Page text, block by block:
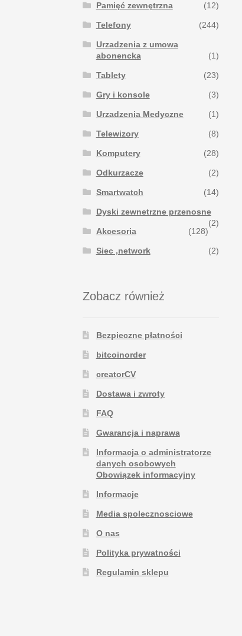
Pamięć zewnętrzna (12)
Telefony (244)
Urzadzenia z umowa
abonencka
(1)
Tablety (23)
Gry i konsole (3)
Urzadzenia Medyczne (1)
Telewizory (8)
Komputery (28)
Odkurzacze (2)
Smartwatch (14)
Dyski zewnetrzne przenosne
(2)
Akcesoria
(128)
Siec ,network (2)
Zobacz również
Bezpieczne płatności
bitcoinorder
creatorCV
Dostawa i zwroty
FAQ
Gwarancja i naprawa
Informacja o administratorze
danych osobowych
Obowiązek informacyjny
Informacje
Media spolecznosciowe
O nas
Polityka prywatności
Regulamin sklepu